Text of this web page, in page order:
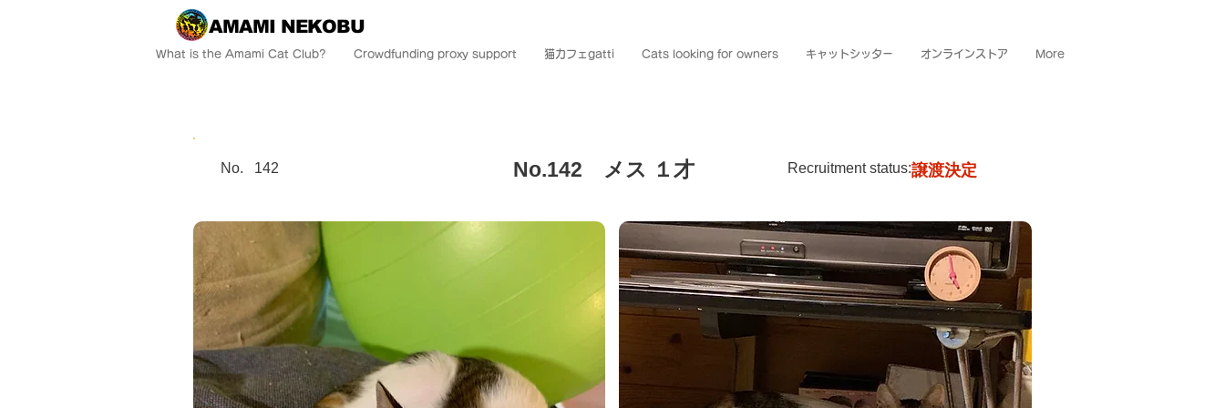
What is the Amami Cat Club? Crowdfunding proxy support 猫カフェgatti Cats looking for owners キャットシッター オンラインストア More
AMAMI NEKOBU
No. 142 No.142 メス １才 Recruitment status:譲渡決定